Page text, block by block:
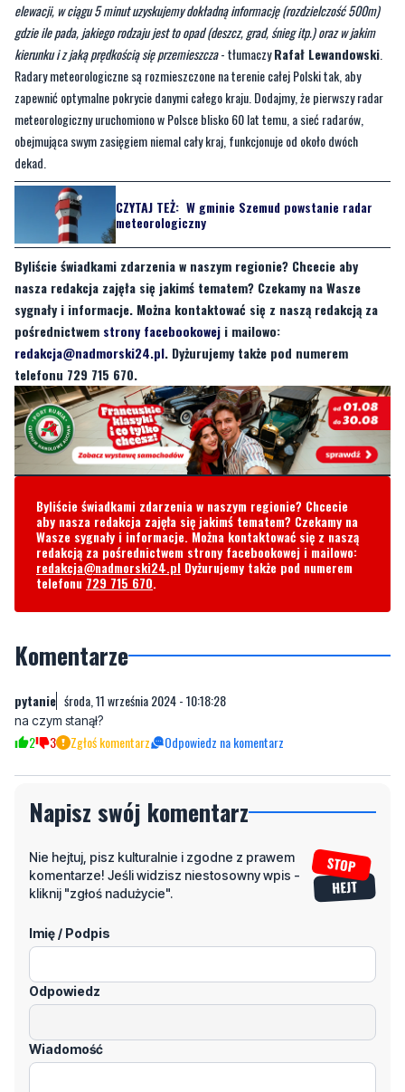
napotkawszy na obiekt meteorologiczny ulega rozproszeniu.
—Niewielka część wiązki wraca do radaru, gdzie rejestrowana jest przez system
odbiorczy. Ponieważ antena stale się obraca, zmieniając przy każdym obrocie kont
elewacji, w ciągu 5 minut uzyskujemy dokładną informację (rozdzielczość 500m)
gdzie ile pada, jakiego rodzaju jest to opad (deszcz, grad, śnieg itp.) oraz w jakim
kierunku i z jaką prędkością się przemieszcza- tłumaczyRafał Lewandowski
Radary meteorologiczne są rozmieszczone na terenie całej Polski tak, aby
zapewnić optymalne pokrycie danymi całego kraju. Dodajmy, że pierwszy radar
meteorologiczny uruchomiono w Polsce blisko 60 lat temu, a sieć radarów,
obejmująca swym zasięgiem niemal cały kraj, funkcjonuje od około dwóch
CZYTAJ TEŻ: W gminie Szemud powstanie radar
meteorologiczny
Byliście świadkami zdarzenia w naszym regionie? Chcecie aby
nasza redakcja zajęła się jakimś tematem? Czekamy na Wasze
sygnały i informacje. Można kontaktować się z naszą redakcją za
pośrednictwemstrony facebookoweji mailowo:
redakcja@nadmorski24.pl. Dyżurujemy także pod numerem
telefonu 729 715 670.
Byliście świadkami zdarzenia w naszym regionie? Chcecie
aby nasza redakcja zajęła się jakimś tematem? Czekamy na
redakcją za pośrednictwem strony facebookowej i mailowo:
telefonu729 715 670
Komentarze
2 3 Zgłoś komentarz Odpowiedz na komentarz
Napisz swój komentarz
komentarze! Jeśli widzisz niestosowny wpis -
Imię / Podpis
Odpowiedz